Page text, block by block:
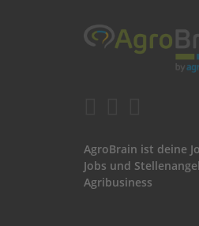
AgroBrain ist deine
Jobs und
Agribusiness